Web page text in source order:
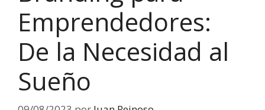
Emprendedores:
De la Necesidad al
Sueño